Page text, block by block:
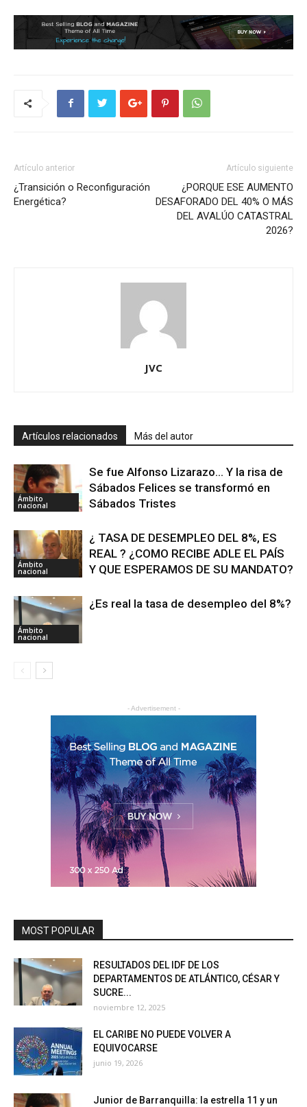
Artículo anterior
¿Transición o Reconfiguración
Energética?
Artículo siguiente
¿PORQUE ESE AUMENTO
DESAFORADO DEL 40% O MÁS
DEL AVALÚO CATASTRAL
2026?
JVC
Artículos relacionados Más del autor
Ámbito
nacional
Se fue Alfonso Lizarazo… Y la risa de
Sábados Felices se transformó en
Sábados Tristes
Ámbito
nacional
¿ TASA DE DESEMPLEO DEL 8%, ES
REAL ? ¿COMO RECIBE ADLE EL PAÍS
Y QUE ESPERAMOS DE SU MANDATO?
Ámbito
nacional
¿Es real la tasa de desempleo del 8%?
- Advertisement -
MOST POPULAR
RESULTADOS DEL IDF DE LOS
DEPARTAMENTOS DE ATLÁNTICO, CÉSAR Y
SUCRE...
noviembre 12, 2025
EL CARIBE NO PUEDE VOLVER A
EQUIVOCARSE
junio 19, 2026
Junior de Barranquilla: la estrella 11 y un